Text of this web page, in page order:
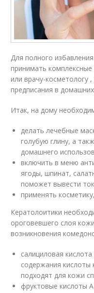
Для полного
принимать
или врачу-косметологу
предписания в
Итак, на дому
делать лечебные
голубую глину, а
домашнего
включить в меню
ягоды, шпинат,
поможет вывести
применять
Кератолоитики
ороговевшего слоя
возникновения
салициловая
содержания кислоты
подходят для кожи
фруктовые кислоты